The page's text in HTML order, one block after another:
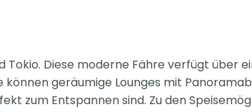
Diese moderne Fähre verfügt über
geräumige Lounges mit
zum Entspannen sind. Zu den